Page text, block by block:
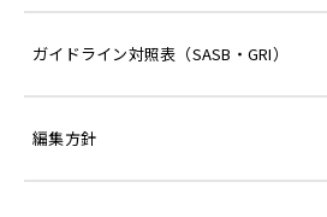
ガイドライン対照表（SASB・GRI）
編集方針